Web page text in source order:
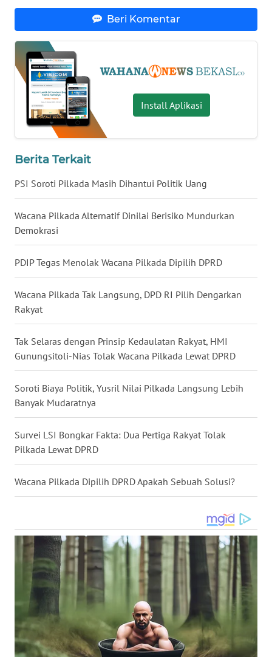
Beri Komentar
Install Aplikasi
Berita Terkait
PSI Soroti Pilkada Masih Dihantui Politik Uang
Wacana Pilkada Alternatif Dinilai Berisiko Mundurkan
Demokrasi
PDIP Tegas Menolak Wacana Pilkada Dipilih DPRD
Wacana Pilkada Tak Langsung, DPD RI Pilih Dengarkan
Rakyat
Tak Selaras dengan Prinsip Kedaulatan Rakyat, HMI
Gunungsitoli-Nias Tolak Wacana Pilkada Lewat DPRD
Soroti Biaya Politik, Yusril Nilai Pilkada Langsung Lebih
Banyak Mudaratnya
Survei LSI Bongkar Fakta: Dua Pertiga Rakyat Tolak
Pilkada Lewat DPRD
Wacana Pilkada Dipilih DPRD Apakah Sebuah Solusi?
WN
KALTARA
WN
KALSEL
WN
KALTIM
WN
GORONTALO
SULUT
WN
MALUKU
WN
MALUT
WN
DAIRI
WN
DANAU
WN
LANGKAT
WN
TAPANULI
SELATAN
WN
TANJUNG